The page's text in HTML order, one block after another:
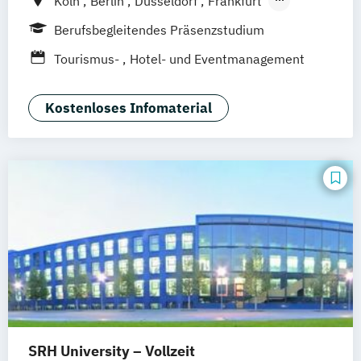
Hamburg
Idstein München
Wiesbaden
Hannover Dortmund Erfurt Stuttgart
Braunschweig
Berufsbegleitendes Präsenzstudium
Tourismus-
Hotel- und Eventmanagement
Kostenloses Infomaterial
SRH University – Vollzeit